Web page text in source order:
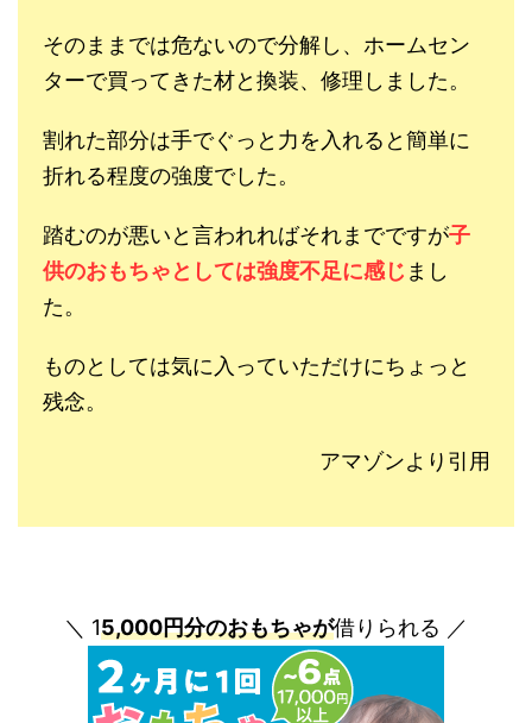
そのままでは危ないので分解し、ホームセン
ターで買ってきた材と換装、修理しました。
割れた部分は手でぐっと力を入れると簡単に
折れる程度の強度でした。
踏むのが悪いと言われればそれまでですが子
供のおもちゃとしては強度不足に感じ まし
た。
ものとしては気に入っていただけにちょっと
残念。
アマゾンより引用
＼ 15,000円分のおもちゃが借りられる ／